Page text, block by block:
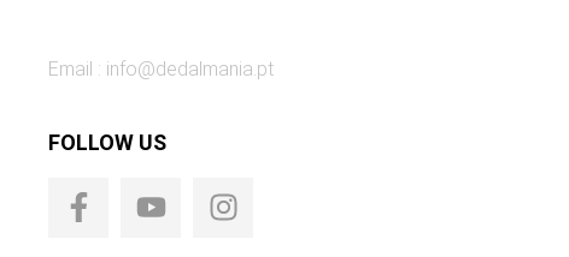
Email : info@dedalmania.pt
FOLLOW US